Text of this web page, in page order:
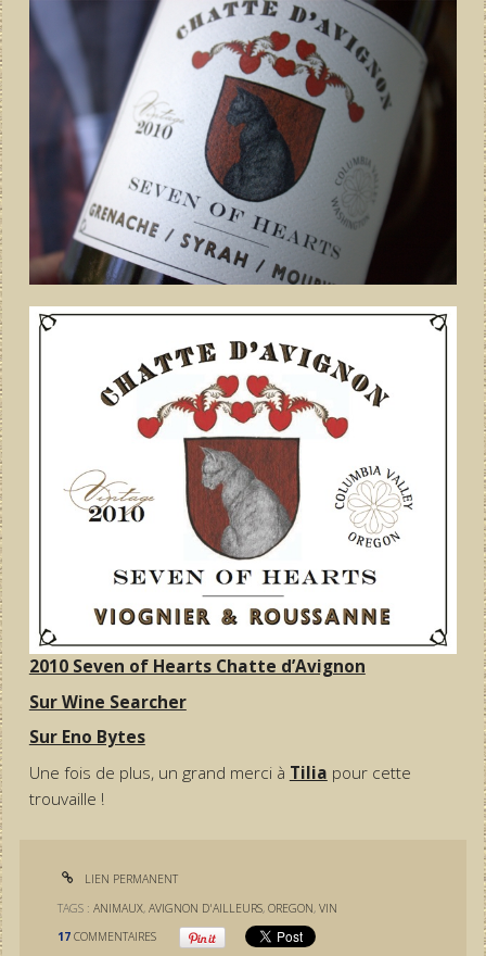
2010 Seven of Hearts Chatte d’Avignon
Sur Wine Searcher
Sur Eno Bytes
Une fois de plus, un grand merci à Tilia pour cette
trouvaille !
LIEN PERMANENT
TAGS :ANIMAUX,AVIGNON D'AILLEURS,OREGON,VIN
17 COMMENTAIRES